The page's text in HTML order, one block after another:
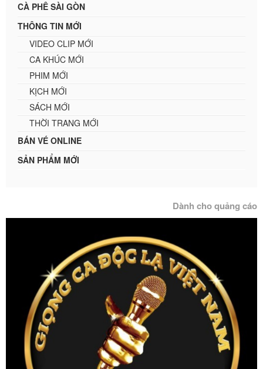
CÀ PHÊ SÀI GÒN
THÔNG TIN MỚI
VIDEO CLIP MỚI
CA KHÚC MỚI
PHIM MỚI
KỊCH MỚI
SÁCH MỚI
THỜI TRANG MỚI
BÁN VÉ ONLINE
SẢN PHẨM MỚI
Dành cho quảng cáo